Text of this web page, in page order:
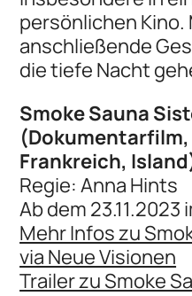
persönlichen
anschließende
die tiefe Nacht
Smoke Sauna
Frankreich,
Regie: Anna Hints
Ab dem 23.11.2023
Mehr Infos zu
via Neue Visionen
Trailer zu Smoke